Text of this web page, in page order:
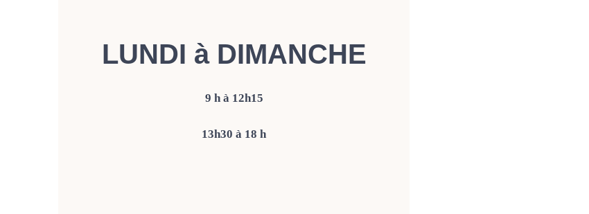
LUNDI à DIMANCHE
9 h à 12h15
13h30 à 18 h